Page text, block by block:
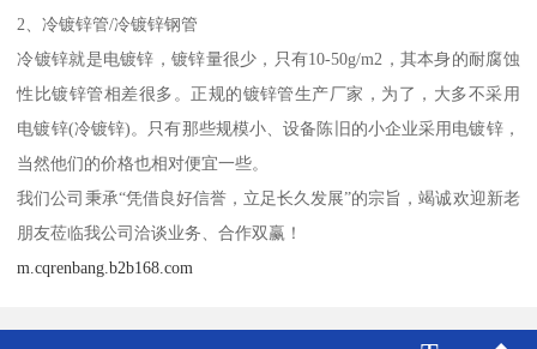
2、冷镀锌管/冷镀锌钢管
冷镀锌就是电镀锌，镀锌量很少，只有10-50g/m2，其本身的耐腐蚀
性比镀锌管相差很多。正规的镀锌管生产厂家，为了，大多不采用
电镀锌(冷镀锌)。只有那些规模小、设备陈旧的小企业采用电镀锌，
当然他们的价格也相对便宜一些。
我们公司秉承“凭借良好信誉，立足长久发展”的宗旨，竭诚欢迎新老
朋友莅临我公司洽谈业务、合作双赢！
m.cqrenbang.b2b168.com